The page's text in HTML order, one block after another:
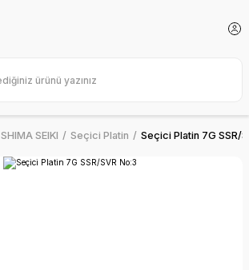
SHIMA SEIKI Seçici Platin Seçici Platin 7G SSR/